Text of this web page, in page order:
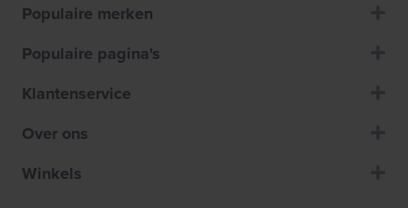
Populaire merken
Populaire pagina's
Klantenservice
Over ons
Winkels